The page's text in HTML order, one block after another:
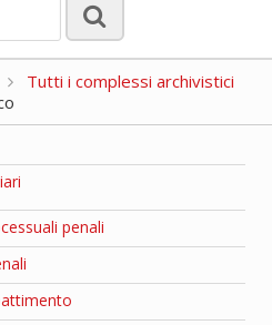
Tutti i complessi archivistici
penali